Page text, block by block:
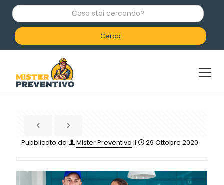
C
o
a
c
e
Pubblicato da Mister Preventivo il 29 Ottobre 2020